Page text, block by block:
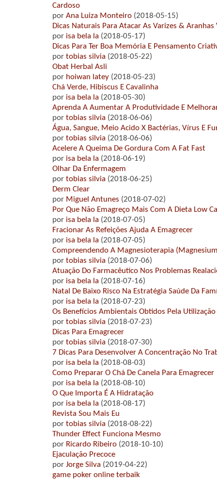
Cardoso
por Ana Luiza Monteiro (2018-05-15)
Dicas Naturais Para Atacar As Varizes & Aranhas
por isa bela la (2018-05-17)
Dicas Para Ter Boa Memória E Pensamento
por tobias silvia (2018-05-22)
Obat Herbal Asli
por hoiwan latey (2018-05-23)
Chá Verde, Hibiscus E Cavalinha
por isa bela la (2018-05-30)
Aprenda A Aumentar A Produtividade E
por tobias silvia (2018-06-06)
Água, Sangue, Meio Acido X Bactérias, Vírus E
por tobias silvia (2018-06-06)
Acelere A Queima De Gordura Com A Fat Fast
por isa bela la (2018-06-19)
Olhar Da Enfermagem
por tobias silvia (2018-06-25)
Derm Clear
por Miguel Antunes (2018-07-02)
Por Que Não Emagreço Mais Com A Dieta Low
por isa bela la (2018-07-05)
Fracionar As Refeições Ajuda A Emagrecer
por isa bela la (2018-07-05)
Compreendendo A Magnesioterapia
por tobias silvia (2018-07-06)
Atuação Do Farmacêutico Nos Problemas
por isa bela la (2018-07-16)
Natal De Baixo Risco Na Estratégia Saúde Da
por isa bela la (2018-07-23)
Os Benefícios Ambientais Obtidos Pela
por tobias silvia (2018-07-23)
Dicas Para Emagrecer
por tobias silvia (2018-07-30)
7 Dicas Para Desenvolver A Concentração No
por isa bela la (2018-08-03)
Como Preparar O Chá De Canela Para Emagrecer
por isa bela la (2018-08-10)
O Que Importa É A Hidratação
por isa bela la (2018-08-17)
Revista Sou Mais Eu
por tobias silvia (2018-08-22)
Thunder Effect Funciona Mesmo
por Ricardo Ribeiro (2018-10-10)
Ejaculação Precoce
por Jorge Silva (2019-04-22)
game poker online terbaik